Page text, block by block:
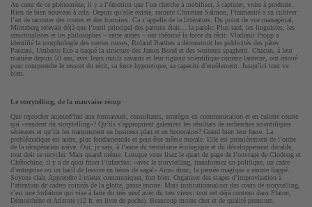
Au cœur de ce phénomène, il y a l’émotion que l’on cherche à mobiliser, à capturer, voire à produire.
Rien de bien nouveau à cela. Depuis qu’elle existe, raconte Christian Salmon, l’humanité a su cultiver
l’art de raconter des contes et des histoires. Ca s’appelle de la littérature. Du point de vue managérial,
Mintzberg relevait déjà que l’outil principal des patrons était… la parole. Plus tard, les linguistes, les
structuralistes et les philosophes – entre autres – ont théorisé la force du récit: Vladimir Propp a
identifié la morphologie des contes russes, Roland Barthes a déconstruit les publicités des pâtes
Panzani, Umberto Eco a traqué la structure des James Bond et des westerns spaghetti. Chacun, à leur
manière depuis 50 ans, avec leurs outils savants et leur rigueur scientifique comme lanterne, ont œuvré
pour comprendre le ressort du récit, sa force hypnotique, sa capacité d’enrôlement. Jusqu’ici tout va
bien.
Le storytelling, de la mauvaise récup
Que reprocher aujourd’hui aux formateurs, consultants, stratèges en communication et en culotte courte
qui «vendent du storytelling»? Qu’ils s’approprient gaiement les résultats de recherches scientifiques
sérieuses et qu’ils les transmutent en business plan et en honoraires? Grand bien leur fasse. La
problématique est autre, plus fondamentale et peut-être même morale. Elle est premièrement de l’ordre
de la récupération naïve. Oui, je sais, à l’aune du terrorisme écologique et du développement durable,
tout doit se recycler. Mais quand même. Lorsque vous lisez le quart de page de l’ouvrage de Clodong et
Chétochine, il y a de quoi friser l’infarctus: «avec le storytelling, transformez un politique, un cadre
d’entreprise ou un baril de lessive en héros de saga!» Ainsi donc, la pensée magique a encore frappé.
Soyons clair. Apprendre à mieux communiquer, fort bien. Organiser des stages d’improvisation à
l’attention de cadres coincés de la glotte, passe encore. Mais institutionnaliser des cours de storytelling,
c’est une forfaiture qui vise à faire du très neuf avec du très vieux: tout est déjà contenu dans Platon,
Démosthène et Aristote (12 fr. en livre de poche). Beaucoup moins cher et de qualité premium.